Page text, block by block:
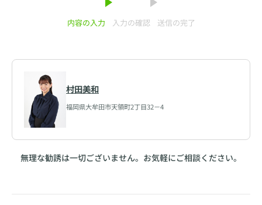
内容の入力 入力の確認 送信の完了
村田美和
福岡県大牟田市天領町2丁目32－4
無理な勧誘は一切ございません。お気軽にご相談ください。